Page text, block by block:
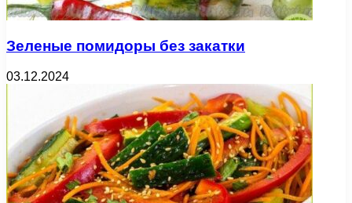
Зеленые помидоры без закатки
03.12.2024